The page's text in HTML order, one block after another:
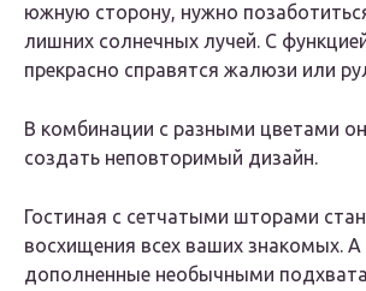
южную сторону, нужно
лишних солнечных лучей. С
прекрасно справятся жалюзи или
В комбинации с разными цветами
создать неповторимый дизайн.
Гостиная с сетчатыми шторами
восхищения всех ваших знакомых. А
дополненные необычными